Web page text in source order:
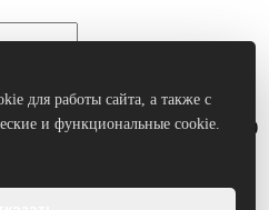
данных
Умный поиск(тестовый режим)
для работы сайта, а также с
и функциональные cookie.